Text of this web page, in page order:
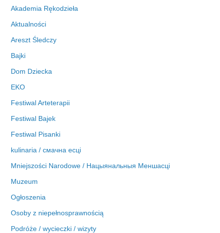
i
a
Akademia Rękodzieła
Aktualności
Areszt Śledczy
Bajki
Dom Dziecka
EKO
Festiwal Arteterapii
Festiwal Bajek
Festiwal Pisanki
kulinaria / смачна есці
Mniejszości Narodowe / Нацыянальныя Меншасці
Muzeum
Ogłoszenia
Osoby z niepełnosprawnością
Podróże / wycieczki / wizyty